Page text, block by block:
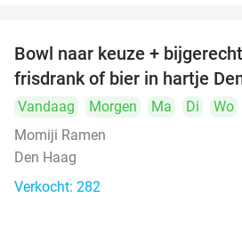
Bowl naar keuze +
frisdrank of bier in hartje
Vandaag Morgen Ma Di Wo
Momiji Ramen
Den Haag
Verkocht: 282